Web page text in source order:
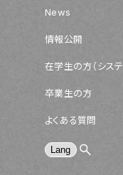
News
情報公開
在学生の方（システ
卒業生の方
よくある質問